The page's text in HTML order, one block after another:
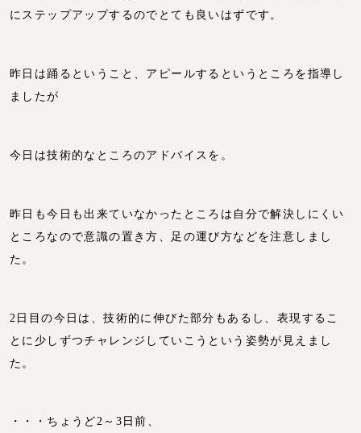
にステップアップするのでとても良いはずです。
昨日は踊るということ、アピールするというところを指導し
ましたが
今日は技術的なところのアドバイスを。
昨日も今日も出来ていなかったところは自分で解決しにくい
ところなので意識の置き方、足の運び方などを注意しまし
た。
2日目の今日は、技術的に伸びた部分もあるし、表現するこ
とに少しずつチャレンジしていこうという姿勢が見えまし
た。
・・・ちょうど2～3日前、